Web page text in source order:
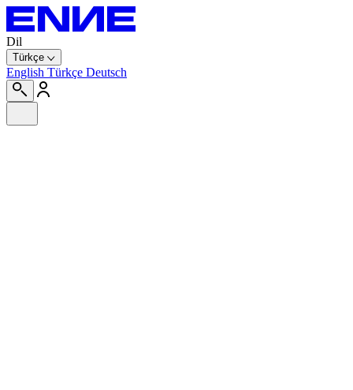
Dil
Türkçe
English Türkçe Deutsch